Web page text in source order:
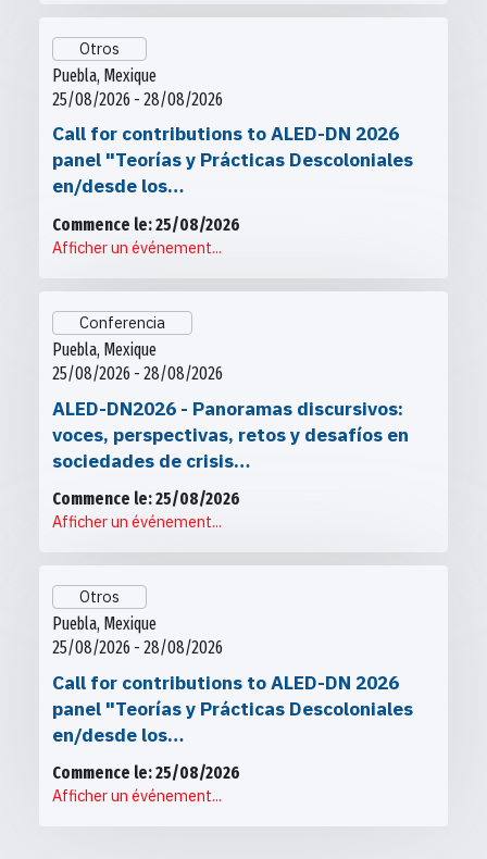
Otros
Puebla, Mexique
25/08/2026 - 28/08/2026
Call for contributions to ALED-DN 2026
panel "Teorías y Prácticas Descoloniales
en/desde los…
Commence le: 25/08/2026
Afficher un événement...
Conferencia
Puebla, Mexique
25/08/2026 - 28/08/2026
ALED-DN2026 - Panoramas discursivos:
voces, perspectivas, retos y desafíos en
sociedades de crisis…
Commence le: 25/08/2026
Afficher un événement...
Otros
Puebla, Mexique
25/08/2026 - 28/08/2026
Call for contributions to ALED-DN 2026
panel "Teorías y Prácticas Descoloniales
en/desde los…
Commence le: 25/08/2026
Afficher un événement...